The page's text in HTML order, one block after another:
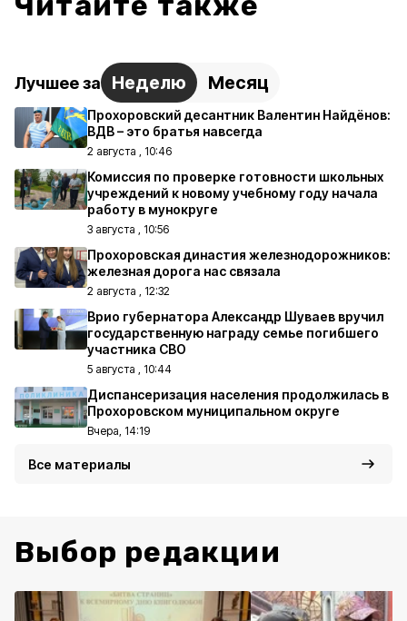
Лучшее за Неделю Месяц
Прохоровский десантник Валентин Найдёнов:
ВДВ – это братья навсегда
2 августа , 10:46
Комиссия по проверке готовности школьных
учреждений к новому учебному году начала
работу в мунокруге
3 августа , 10:56
Прохоровская династия железнодорожников:
железная дорога нас связала
2 августа , 12:32
Врио губернатора Александр Шуваев вручил
государственную награду семье погибшего
участника СВО
5 августа , 10:44
Диспансеризация населения продолжилась в
Прохоровском муниципальном округе
Вчера, 14:19
Все материалы
Выбор редакции